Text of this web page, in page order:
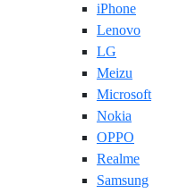
iPhone
Lenovo
LG
Meizu
Microsoft
Nokia
OPPO
Realme
Samsung